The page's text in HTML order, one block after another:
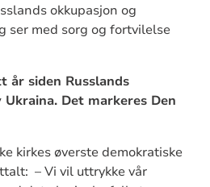
okkupasjon og
ser med sorg og fortvilelse
år siden Russlands
Det markeres Den
kirkes øverste demokratiske
– Vi vil uttrykke vår